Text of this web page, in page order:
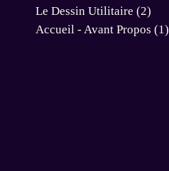
Le Dessin Utilitaire (2)
Accueil - Avant Propos (1)